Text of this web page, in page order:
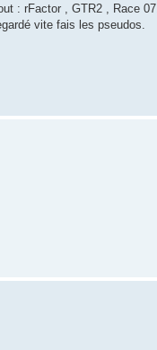
: rFactor , GTR2 , Race 07.
vite fais les pseudos.